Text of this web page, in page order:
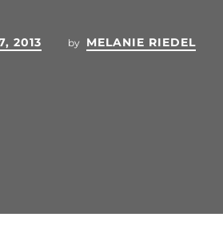
2013 by MELANIE RIEDEL